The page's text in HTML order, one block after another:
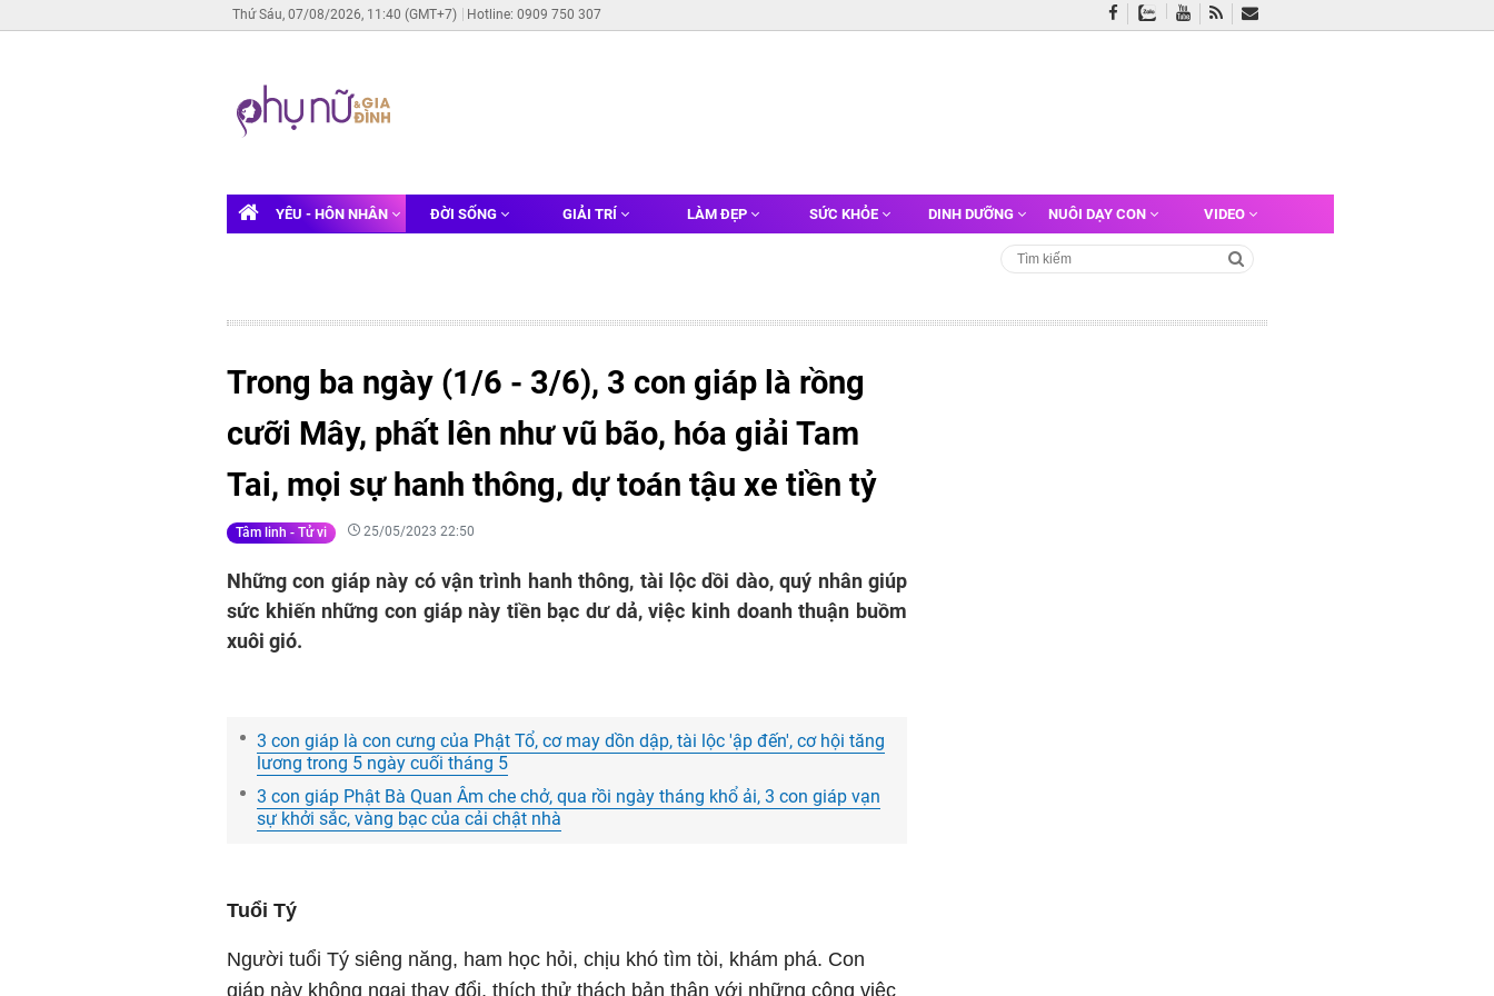
Thứ Sáu, 07/08/2026, 11:40 (GMT+7) Hotline: 0909 750 307
YÊU - HÔN NHÂN ĐỜI SỐNG GIẢI TRÍ LÀM ĐẸP SỨC KHỎE DINH DƯỠNG NUÔI DẠY CON VIDEO
Trong ba ngày (1/6 - 3/6), 3 con giáp là rồng
cưỡi Mây, phất lên như vũ bão, hóa giải Tam
Tai, mọi sự hanh thông, dự toán tậu xe tiền tỷ
Tâm linh - Tử vi 25/05/2023 22:50
Những con giáp này có vận trình hanh thông, tài lộc dồi dào, quý nhân giúp
sức khiến những con giáp này tiền bạc dư dả, việc kinh doanh thuận buồm
xuôi gió.
3 con giáp là con cưng của Phật Tổ, cơ may dồn dập, tài lộc 'ập đến', cơ hội tăng
lương trong 5 ngày cuối tháng 5
3 con giáp Phật Bà Quan Âm che chở, qua rồi ngày tháng khổ ải, 3 con giáp vạn
sự khởi sắc, vàng bạc của cải chật nhà
Tuổi Tý
Người tuổi Tý siêng năng, ham học hỏi, chịu khó tìm tòi, khám phá. Con
giáp này không ngại thay đổi, thích thử thách bản thân với những công việc